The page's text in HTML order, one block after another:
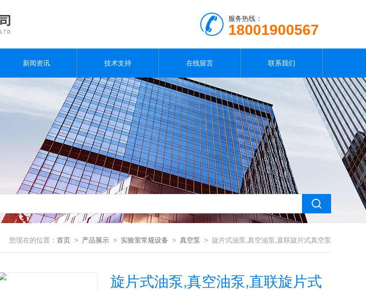
服务热线：
18001900567
新闻资讯 技术支持 在线留言 联系我们
您现在的位置： 首页 > 产品展示 > 实验室常规设备 > 真空泵 > 旋片式油泵,真空油泵,直联旋片式真空泵
旋片式油泵,真空油泵,直联旋片式